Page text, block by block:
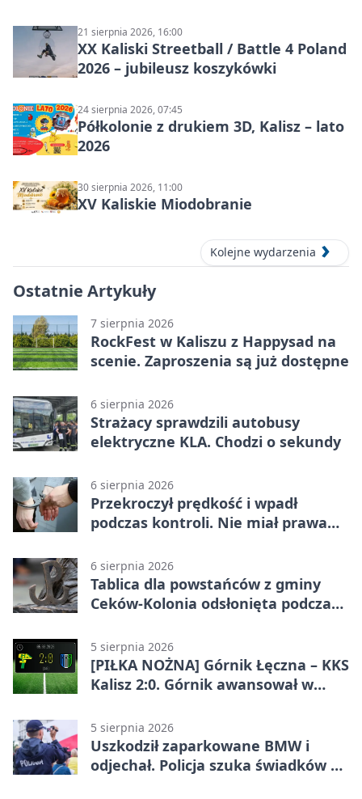
21 sierpnia 2026, 16:00
XX Kaliski Streetball / Battle 4 Poland
2026 – jubileusz koszykówki
24 sierpnia 2026, 07:45
Półkolonie z drukiem 3D, Kalisz – lato
2026
30 sierpnia 2026, 11:00
XV Kaliskie Miodobranie
Kolejne wydarzenia
Ostatnie Artykuły
7 sierpnia 2026
RockFest w Kaliszu z Happysad na
scenie. Zaproszenia są już dostępne
6 sierpnia 2026
Strażacy sprawdzili autobusy
elektryczne KLA. Chodzi o sekundy
6 sierpnia 2026
Przekroczył prędkość i wpadł
podczas kontroli. Nie miał prawa
6 sierpnia 2026
Tablica dla powstańców z gminy
Ceków-Kolonia odsłonięta podczas
5 sierpnia 2026
[PIŁKA NOŻNA] Górnik Łęczna – KKS
Kalisz 2:0. Górnik awansował w
5 sierpnia 2026
Uszkodził zaparkowane BMW i
odjechał. Policja szuka świadków w